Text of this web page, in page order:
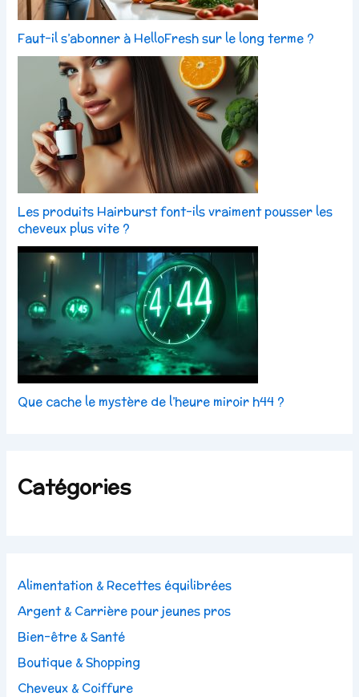
Faut-il s’abonner à HelloFresh sur le long terme ?
Les produits Hairburst font-ils vraiment pousser les
cheveux plus vite ?
Que cache le mystère de l’heure miroir h44 ?
Catégories
Alimentation & Recettes équilibrées
Argent & Carrière pour jeunes pros
Bien-être & Santé
Boutique & Shopping
Cheveux & Coiffure